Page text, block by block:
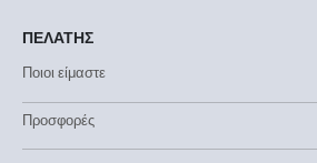
ΠΕΛΑΤΗΣ
Ποιοι είμαστε
Προσφορές